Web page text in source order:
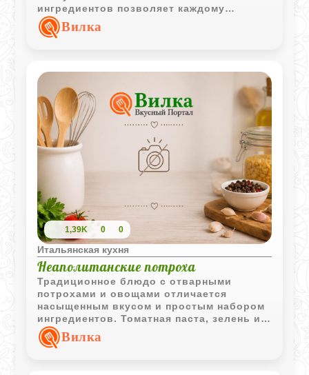
ингредиентов позволяет каждому
компоненту полностью раскрыть свой
вкус.Вилка
1,39K 0 0
Итальянская кухня
Неаполитанские потроха
Традиционное блюдо с отварными
потрохами и овощами отличается
насыщенным вкусом и простым набором
ингредиентов. Томатная паста, зелень и
сыр придают ему выразительность и
завершенность.
Вилка